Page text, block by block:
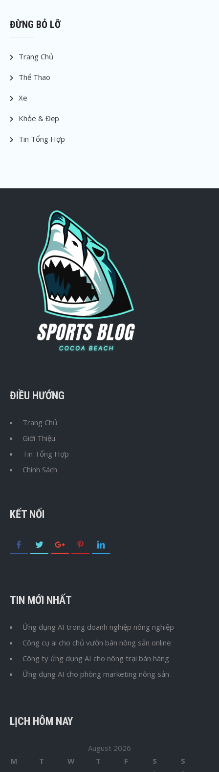
ĐỪNG BỎ LỠ
Trang Chủ
Thể Thao
Xe
Khỏe & Đẹp
Tin Tổng Hợp
ĐIỀU HƯỚNG
Trang Chủ
Giới Thiệu
Tin Tổng Hợp
Chính Sách
KẾT NỐI
TIN MỚI NHẤT
Ứng dụng AI trong doanh nghiệp nông nghiệp
Công cụ ai cho chủ vườn bán nông sản online
Công ty ứng dụng AI cho nông trại bán hàng
Ứng dụng AI cho phòng marketing nông sản
LỊCH HÔM NAY
August 2026
M
T W T F S
S